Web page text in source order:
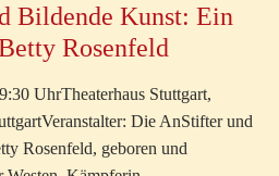
Bildende Kunst: Ein
Rosenfeld
UhrTheaterhaus Stuttgart,
Die AnStifter und
Rosenfeld, geboren und